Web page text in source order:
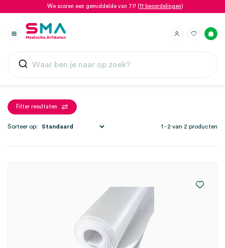
We scoren een gemiddelde van 7.1! (11 beoordelingen)
Filter resultaten
1 - 2 van 2 producten
Sorteer op: